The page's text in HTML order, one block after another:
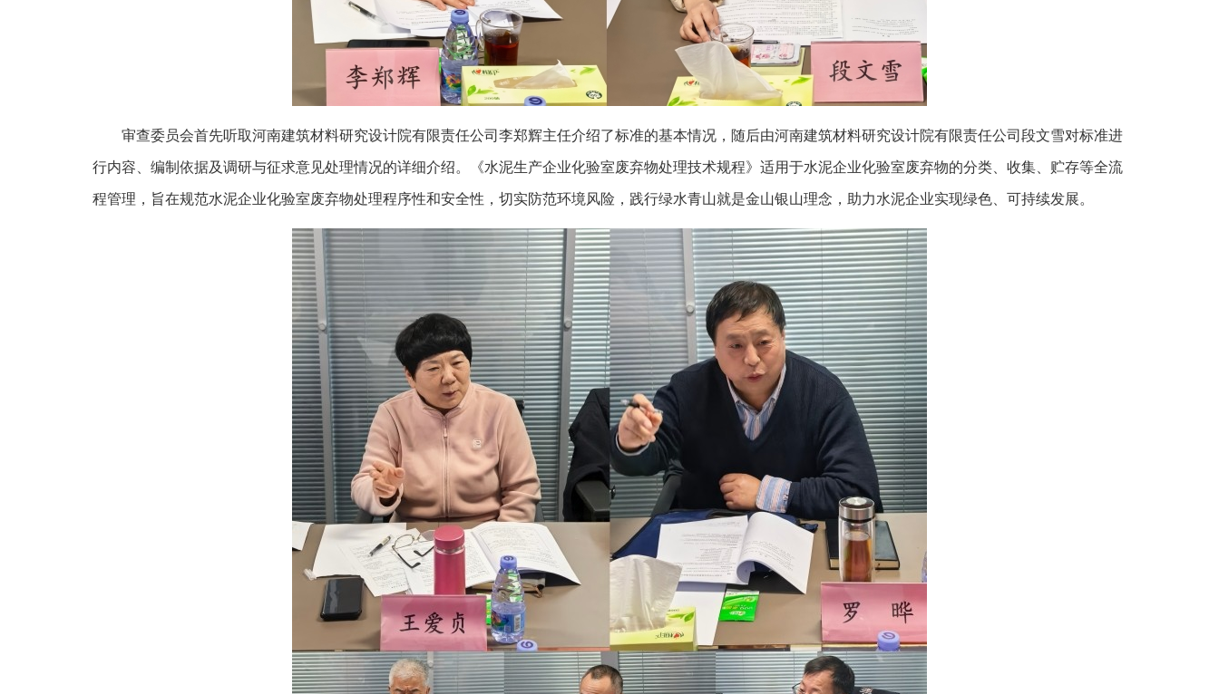
审查委员会首先听取河南建筑材料研究设计院有限责任公司李郑辉主任介绍了标准的基本情况，随后由河南建筑材料研究设计院有限责任公司段文雪对标准进
行内容、编制依据及调研与征求意见处理情况的详细介绍。《水泥生产企业化验室废弃物处理技术规程》适用于水泥企业化验室废弃物的分类、收集、贮存等全流
程管理，旨在规范水泥企业化验室废弃物处理程序性和安全性，切实防范环境风险，践行绿水青山就是金山银山理念，助力水泥企业实现绿色、可持续发展。